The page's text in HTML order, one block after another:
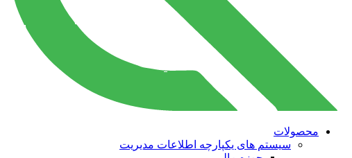
محصولات
سیستم های یکپارچه اطلاعات مدیریت